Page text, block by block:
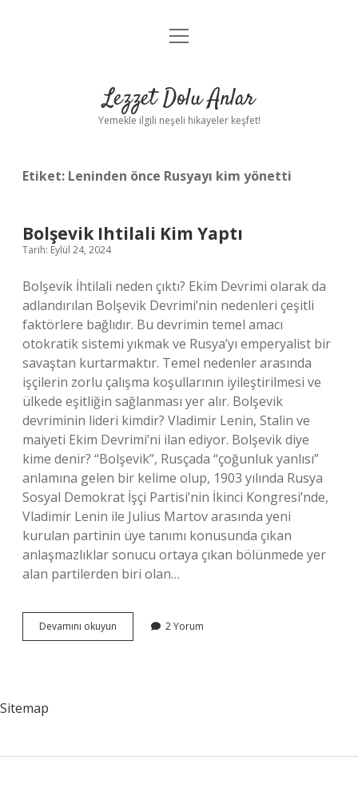
Anasayfa
Yasal Uyarı
menüyü
Lezzet Dolu Anlar
Yemekle ilgili neşeli hikayeler keşfet!
Etiket: Leninden önce Rusyayı kim yönetti
Bolşevik Ihtilali Kim Yaptı
Tarih: Eylül 24, 2024
Bolşevik İhtilali neden çıktı? Ekim Devrimi olarak da
adlandırılan Bolşevik Devrimi’nin nedenleri çeşitli
faktörlere bağlıdır. Bu devrimin temel amacı
otokratik sistemi yıkmak ve Rusya’yı emperyalist bir
savaştan kurtarmaktır. Temel nedenler arasında
işçilerin zorlu çalışma koşullarının iyileştirilmesi ve
ülkede eşitliğin sağlanması yer alır. Bolşevik
devriminin lideri kimdir? Vladimir Lenin, Stalin ve
maiyeti Ekim Devrimi’ni ilan ediyor. Bolşevik diye
kime denir? “Bolşevik”, Rusçada “çoğunluk yanlısı”
anlamına gelen bir kelime olup, 1903 yılında Rusya
Sosyal Demokrat İşçi Partisi’nin İkinci Kongresi’nde,
Vladimir Lenin ile Julius Martov arasında yeni
kurulan partinin üye tanımı konusunda çıkan
anlaşmazlıklar sonucu ortaya çıkan bölünmede yer
alan partilerden biri olan…
Devamını okuyun Bolşevik
Ihtilali
2 Yorum
Sitemap